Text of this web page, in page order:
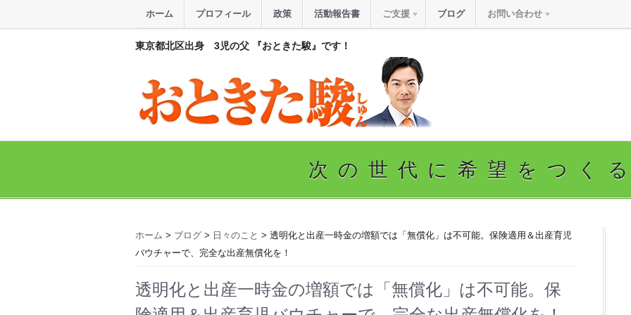
東京都北区出身 3児の父 『おときた駿』です！
ホーム プロフィール 政策 活動報告書 ご支援 ブログ お問い合わせ
次の世代に希望をつく
ホーム > ブログ > 日々のこと > 透明化と出産一時金の増額では「無償化」は不可能。保険適用＆出産育児
バウチャーで、完全な出産無償化を！
透明化と出産一時金の増額では「無償化」は不可能。保